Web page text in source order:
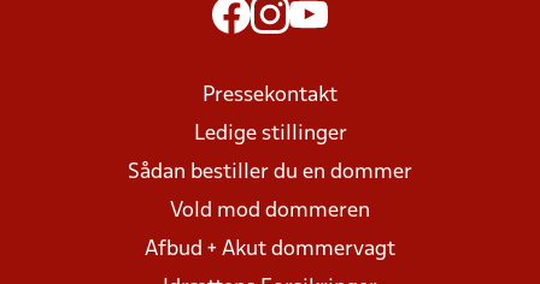
Pressekontakt
Ledige stillinger
Sådan bestiller du en dommer
Vold mod dommeren
Afbud + Akut dommervagt